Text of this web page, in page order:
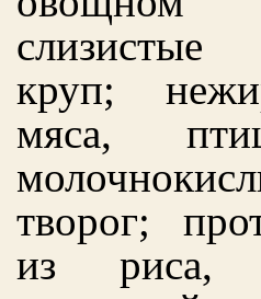
круп;
мяса,
творог;
из риса,